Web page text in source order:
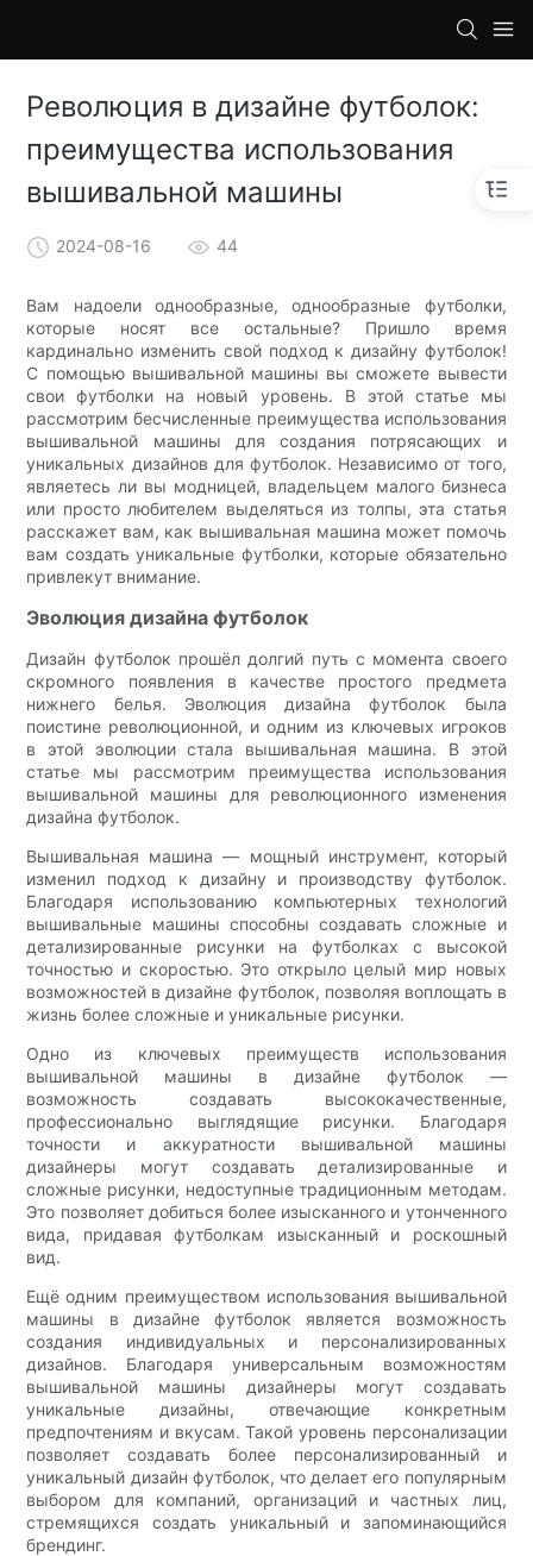
Революция в дизайне футболок:
преимущества использования
вышивальной машины
2024-08-16 44
Вам надоели однообразные, однообразные футболки,
которые носят все остальные? Пришло время
кардинально изменить свой подход к дизайну футболок!
С помощью вышивальной машины вы сможете вывести
свои футболки на новый уровень. В этой статье мы
рассмотрим бесчисленные преимущества использования
вышивальной машины для создания потрясающих и
уникальных дизайнов для футболок. Независимо от того,
являетесь ли вы модницей, владельцем малого бизнеса
или просто любителем выделяться из толпы, эта статья
расскажет вам, как вышивальная машина может помочь
вам создать уникальные футболки, которые обязательно
привлекут внимание.
Эволюция дизайна футболок
Дизайн футболок прошёл долгий путь с момента своего
скромного появления в качестве простого предмета
нижнего белья. Эволюция дизайна футболок была
поистине революционной, и одним из ключевых игроков
в этой эволюции стала вышивальная машина. В этой
статье мы рассмотрим преимущества использования
вышивальной машины для революционного изменения
дизайна футболок.
Вышивальная машина — мощный инструмент, который
изменил подход к дизайну и производству футболок.
Благодаря использованию компьютерных технологий
вышивальные машины способны создавать сложные и
детализированные рисунки на футболках с высокой
точностью и скоростью. Это открыло целый мир новых
возможностей в дизайне футболок, позволяя воплощать в
жизнь более сложные и уникальные рисунки.
Одно из ключевых преимуществ использования
вышивальной машины в дизайне футболок —
возможность создавать высококачественные,
профессионально выглядящие рисунки. Благодаря
точности и аккуратности вышивальной машины
дизайнеры могут создавать детализированные и
сложные рисунки, недоступные традиционным методам.
Это позволяет добиться более изысканного и утонченного
вида, придавая футболкам изысканный и роскошный
вид.
Ещё одним преимуществом использования вышивальной
машины в дизайне футболок является возможность
создания индивидуальных и персонализированных
дизайнов. Благодаря универсальным возможностям
вышивальной машины дизайнеры могут создавать
уникальные дизайны, отвечающие конкретным
предпочтениям и вкусам. Такой уровень персонализации
позволяет создавать более персонализированный и
уникальный дизайн футболок, что делает его популярным
выбором для компаний, организаций и частных лиц,
стремящихся создать уникальный и запоминающийся
брендинг.